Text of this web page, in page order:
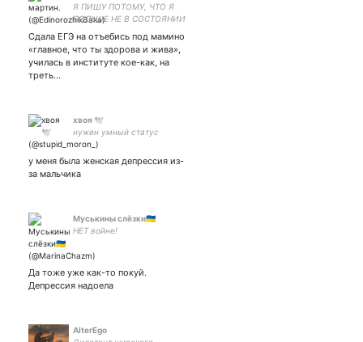
Я ПИШУ ПОТОМУ, ЧТО Я
БОЛЬШЕ НЕ В СОСТОЯНИИ
пожаловать в мой детский
разрушенный внутренний
мир он из пепла и руин
Сдала ЕГЭ на отъебись под мамино
«главное, что ты здорова и жива»,
училась в институте кое-как, на
треть…
хвоя 🕊
нужен умный статус
у меня была женская депрессия из-
за мальчика
Муськины слёзки🇺🇦
НЕТ войне!
Да тоже уже как-то покуй.
Депрессия надоела
AlterEgo